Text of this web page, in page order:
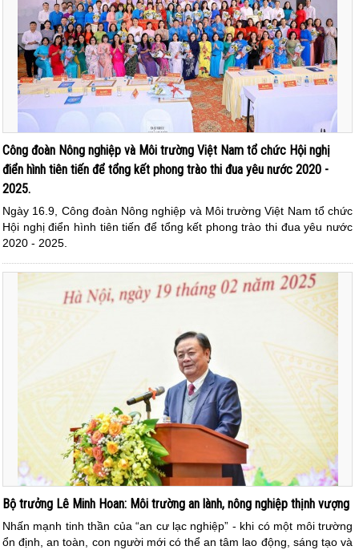
Công đoàn Nông nghiệp và Môi trường Việt Nam tổ chức Hội nghị
điển hình tiên tiến để tổng kết phong trào thi đua yêu nước 2020 -
2025.
Ngày 16.9, Công đoàn Nông nghiệp và Môi trường Việt Nam tổ chức
Hội nghị điển hình tiên tiến để tổng kết phong trào thi đua yêu nước
2020 - 2025.
Bộ trưởng Lê Minh Hoan: Môi trường an lành, nông nghiệp thịnh vượng
Nhấn mạnh tinh thần của “an cư lạc nghiệp” - khi có một môi trường
ổn định, an toàn, con người mới có thể an tâm lao động, sáng tạo và